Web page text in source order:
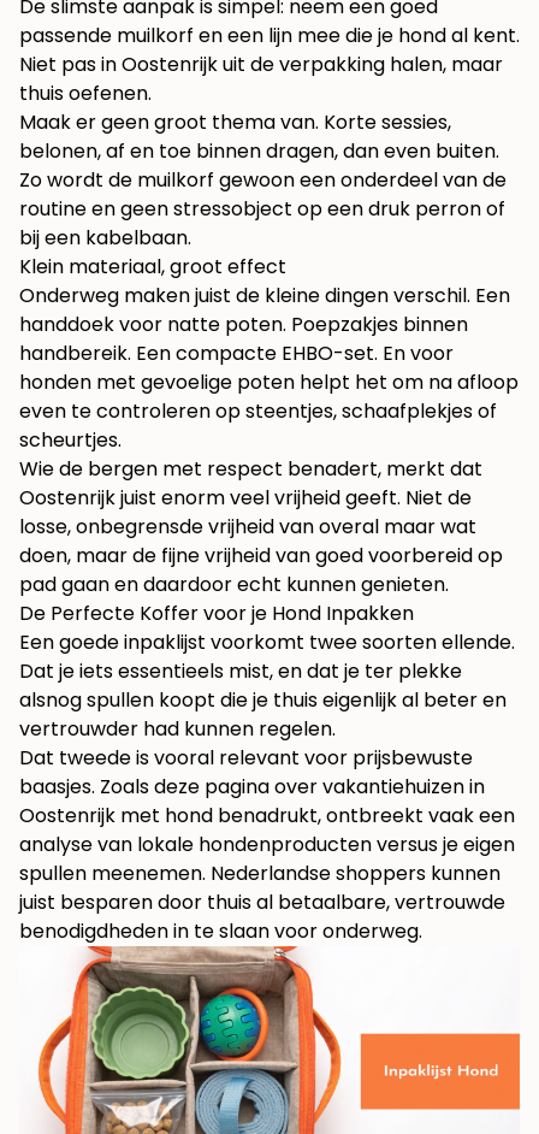
De slimste aanpak is simpel: neem een goed
passende muilkorf en een lijn mee die je hond al kent.
Niet pas in Oostenrijk uit de verpakking halen, maar
thuis oefenen.
Maak er geen groot thema van. Korte sessies,
belonen, af en toe binnen dragen, dan even buiten.
Zo wordt de muilkorf gewoon een onderdeel van de
routine en geen stressobject op een druk perron of
bij een kabelbaan.
Klein materiaal, groot effect
Onderweg maken juist de kleine dingen verschil. Een
handdoek voor natte poten. Poepzakjes binnen
handbereik. Een compacte EHBO-set. En voor
honden met gevoelige poten helpt het om na afloop
even te controleren op steentjes, schaafplekjes of
scheurtjes.
Wie de bergen met respect benadert, merkt dat
Oostenrijk juist enorm veel vrijheid geeft. Niet de
losse, onbegrensde vrijheid van overal maar wat
doen, maar de fijne vrijheid van goed voorbereid op
pad gaan en daardoor echt kunnen genieten.
De Perfecte Koffer voor je Hond Inpakken
Een goede inpaklijst voorkomt twee soorten ellende.
Dat je iets essentieels mist, en dat je ter plekke
alsnog spullen koopt die je thuis eigenlijk al beter en
vertrouwder had kunnen regelen.
Dat tweede is vooral relevant voor prijsbewuste
baasjes. Zoalsdeze pagina over vakantiehuizen in
Oostenrijk met hond benadrukt, ontbreekt vaak een
analyse van lokale hondenproducten versus je eigen
spullen meenemen. Nederlandse shoppers kunnen
juist besparen door thuis al betaalbare, vertrouwde
benodigdheden in te slaan voor onderweg.